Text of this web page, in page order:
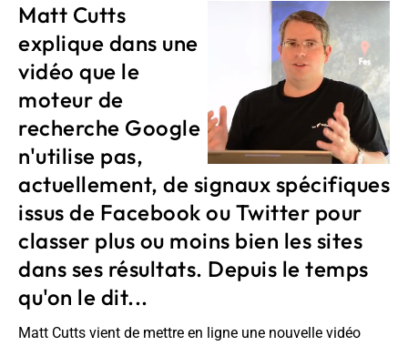
Matt Cutts
explique dans une
vidéo que le
moteur de
recherche Google
n'utilise pas,
actuellement, de signaux spécifiques
issus de Facebook ou Twitter pour
classer plus ou moins bien les sites
dans ses résultats. Depuis le temps
qu'on le dit...
Matt Cutts vient de mettre en ligne une nouvelle vidéo